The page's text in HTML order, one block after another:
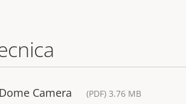
Camera (PDF) 3.76 MB